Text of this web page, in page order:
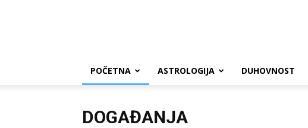
POČETNA ASTROLOGIJA DUHOVNOST
DOGAĐANJA